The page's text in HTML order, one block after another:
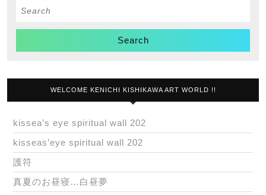
Search
WELCOME KENICHI KISHIKAWA ART WORLD !!
kissea’s eye spiritual wall 202
kisseas’eye spiritual wall 202
護符
真夏のお昼寝…白昼夢